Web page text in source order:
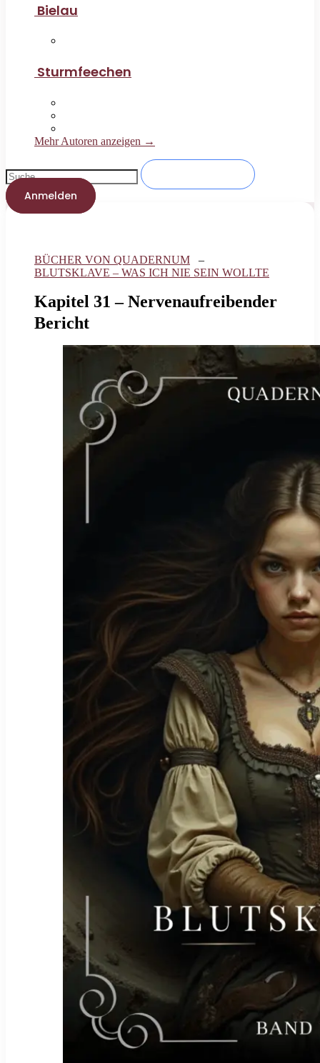
Bielau
Sturmfeechen
Mehr Autoren anzeigen →
Anmelden
BÜCHER VON QUADERNUM –
BLUTSKLAVE – WAS ICH NIE SEIN WOLLTE
Kapitel 31 – Nervenaufreibender
Bericht